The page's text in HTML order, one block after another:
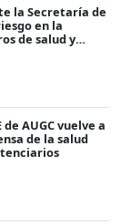
la Secretaría de
en la
de salud y
de AUGC vuelve a
de la salud